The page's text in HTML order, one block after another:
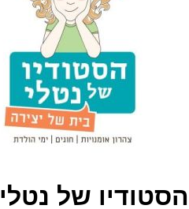
הסטודיו של נטלי